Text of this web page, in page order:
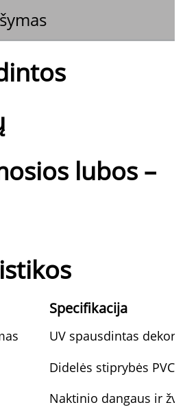
lubos –
Specifikacija
UV spausdintas
Didelės stiprybės PVC
Naktinio dangaus ir